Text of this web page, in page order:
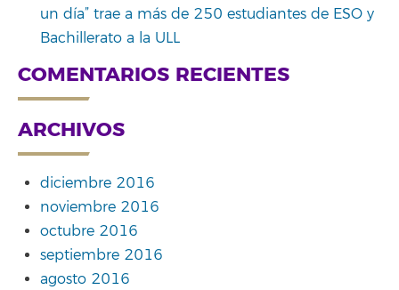
un día” trae a más de 250 estudiantes de ESO y
Bachillerato a la ULL
COMENTARIOS RECIENTES
ARCHIVOS
diciembre 2016
noviembre 2016
octubre 2016
septiembre 2016
agosto 2016